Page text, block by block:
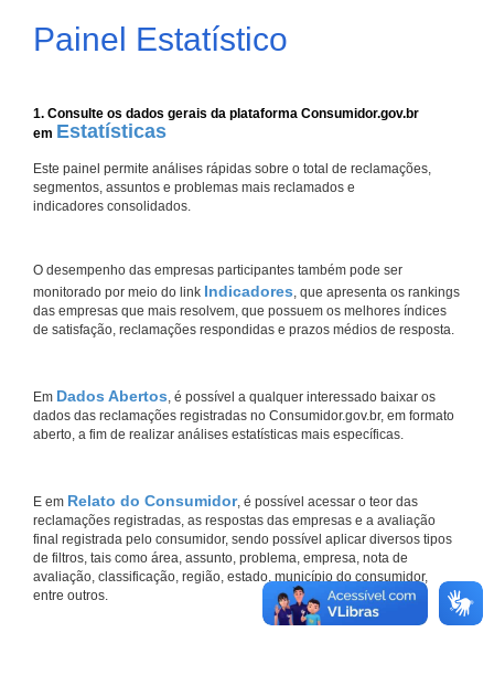
Painel Estatístico
1. Consulte os dados gerais da plataforma Consumidor.gov.br
em Estatísticas
Este painel permite análises rápidas sobre o total de reclamações,
segmentos, assuntos e problemas mais reclamados e
indicadores consolidados.
O desempenho das empresas participantes também pode ser
monitorado por meio do link Indicadores, que apresenta os rankings
das empresas que mais resolvem, que possuem os melhores índices
de satisfação, reclamações respondidas e prazos médios de resposta.
Em Dados Abertos, é possível a qualquer interessado baixar os
dados das reclamações registradas no Consumidor.gov.br, em formato
aberto, a fim de realizar análises estatísticas mais específicas.
E em Relato do Consumidor, é possível acessar o teor das
reclamações registradas, as respostas das empresas e a avaliação
final registrada pelo consumidor, sendo possível aplicar diversos tipos
de filtros, tais como área, assunto, problema, empresa, nota de
avaliação, classificação, região, estado, município do consumidor,
entre outros.